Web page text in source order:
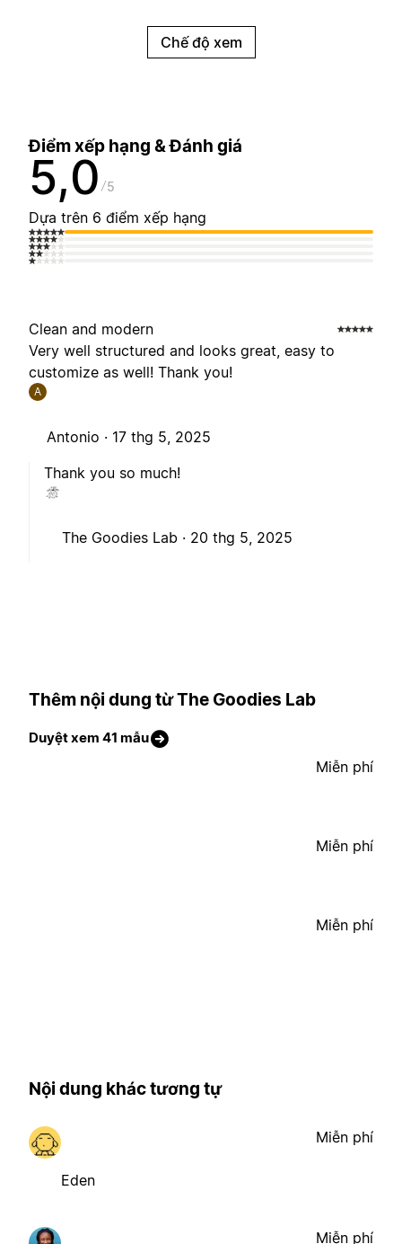
Chế độ xem
Điểm xếp hạng & Đánh giá
5,0 5
Dựa trên 6 điểm xếp hạng
Clean and modern
Very well structured and looks great, easy to
customize as well! Thank you!
A
Antonio · 17 thg 5, 2025
Thank you so much!
The Goodies Lab · 20 thg 5, 2025
Thêm nội dung từ The Goodies Lab
Duyệt xem 41 mẫu
Miễn phí
Miễn phí
Miễn phí
Nội dung khác tương tự
Eden
Miễn phí
Miễn phí